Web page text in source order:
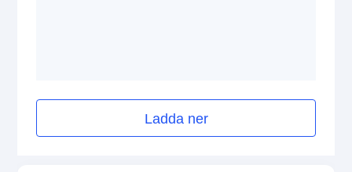
Ladda ner